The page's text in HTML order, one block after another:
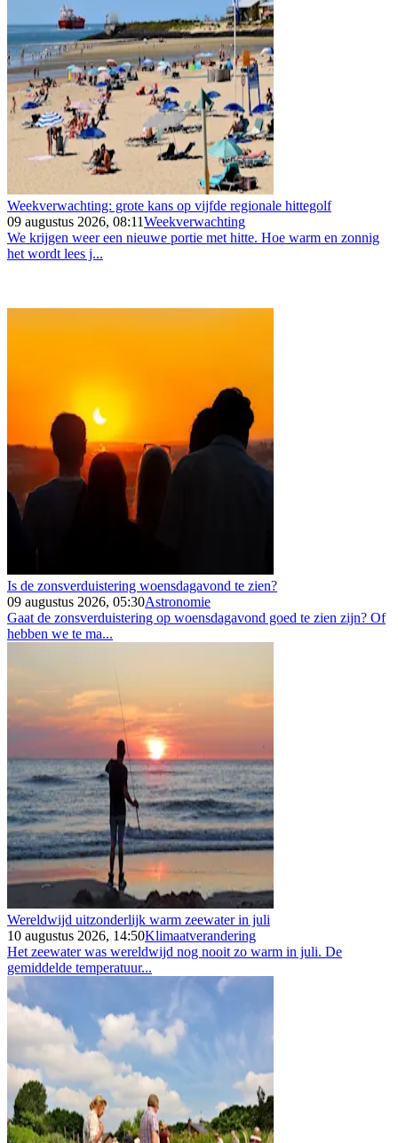
Weekverwachting: grote kans op vijfde regionale hittegolf
09 augustus 2026, 08:11Weekverwachting
We krijgen weer een nieuwe portie met hitte. Hoe warm en zonnig
het wordt lees j...
Is de zonsverduistering woensdagavond te zien?
09 augustus 2026, 05:30Astronomie
Gaat de zonsverduistering op woensdagavond goed te zien zijn? Of
hebben we te ma...
Wereldwijd uitzonderlijk warm zeewater in juli
10 augustus 2026, 14:50Klimaatverandering
Het zeewater was wereldwijd nog nooit zo warm in juli. De
gemiddelde temperatuur...